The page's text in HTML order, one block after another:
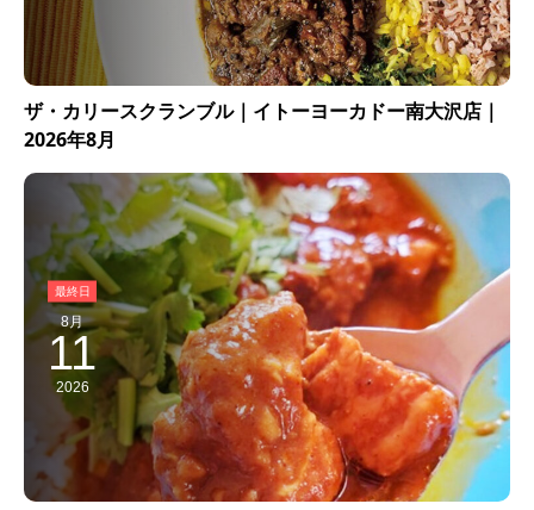
ザ・カリースクランブル｜イトーヨーカドー南大沢店｜
2026年8月
8月
11
2026